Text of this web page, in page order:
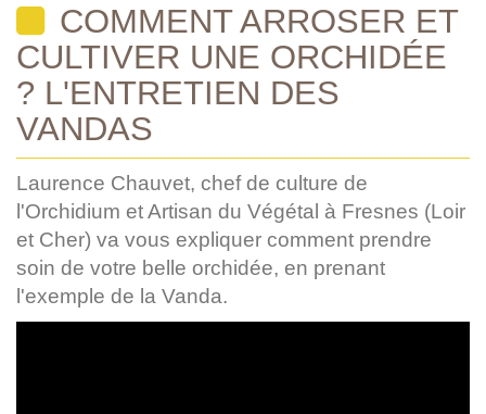
COMMENT ARROSER ET
CULTIVER UNE ORCHIDÉE
? L'ENTRETIEN DES
VANDAS
Laurence Chauvet, chef de culture de
l'Orchidium et Artisan du Végétal à Fresnes (Loir
et Cher) va vous expliquer comment prendre
soin de votre belle orchidée, en prenant
l'exemple de la Vanda.